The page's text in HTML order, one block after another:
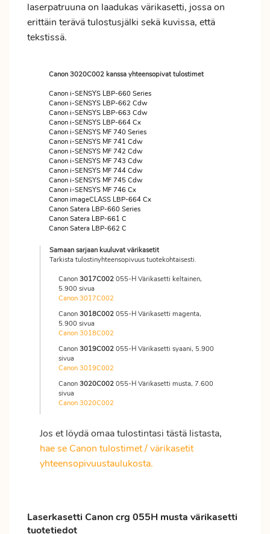
laserpatruuna on laadukas värikasetti, jossa on
erittäin terävä tulostusjälki sekä kuvissa, että
tekstissä.
Canon 3020C002 kanssa yhteensopivat tulostimet
Canon i-SENSYS LBP-660 Series
Canon i-SENSYS LBP-662 Cdw
Canon i-SENSYS LBP-663 Cdw
Canon i-SENSYS LBP-664 Cx
Canon i-SENSYS MF 740 Series
Canon i-SENSYS MF 741 Cdw
Canon i-SENSYS MF 742 Cdw
Canon i-SENSYS MF 743 Cdw
Canon i-SENSYS MF 744 Cdw
Canon i-SENSYS MF 745 Cdw
Canon i-SENSYS MF 746 Cx
Canon imageCLASS LBP-664 Cx
Canon Satera LBP-660 Series
Canon Satera LBP-661 C
Canon Satera LBP-662 C
Samaan sarjaan kuuluvat värikasetit
Tarkista tulostinyhteensopivuus tuotekohtaisesti.
Canon 3017C002 055-H Värikasetti keltainen,
5.900 sivua
Canon 3017C002
Canon 3018C002 055-H Värikasetti magenta,
5.900 sivua
Canon 3018C002
Canon 3019C002 055-H Värikasetti syaani, 5.900
sivua
Canon 3019C002
Canon 3020C002 055-H Värikasetti musta, 7.600
sivua
Canon 3020C002
Jos et löydä omaa tulostintasi tästä listasta,
hae se Canon tulostimet / värikasetit
yhteensopivuustaulukosta.
Laserkasetti Canon crg 055H musta värikasetti
tuotetiedot